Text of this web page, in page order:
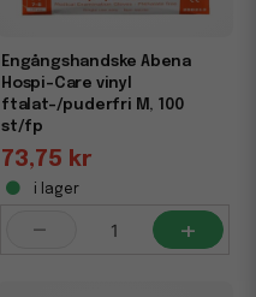
Engångshandske Abena
Hospi-Care vinyl
ftalat-/puderfri M, 100
st/fp
73,75 kr
i lager
- +